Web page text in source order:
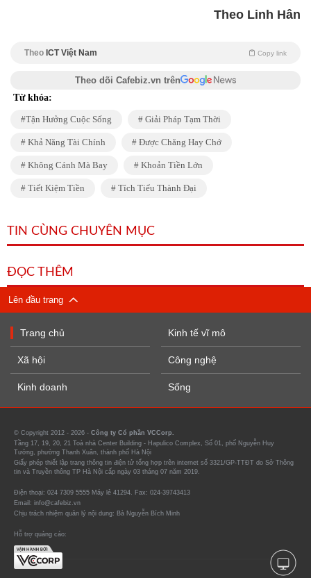
Theo Linh Hân
Theo ICT Việt Nam Copy link
Theo dõi Cafebiz.vn trên
Từ khóa:
Tận Hưởng Cuộc Sống Giải Pháp Tạm Thời
Khả Năng Tài Chính Được Chăng Hay Chớ
Không Cánh Mà Bay Khoản Tiền Lớn
Tiết Kiệm Tiền Tích Tiểu Thành Đại
TIN CÙNG CHUYÊN MỤC
ĐỌC THÊM
Lên đầu trang
Trang chủ
Xã hội
Kinh doanh
Kinh tế vĩ mô
Công nghệ
Sống
© Copyright 2012 - 2026 - Công ty Cổ phần VCCorp.
Tầng 17, 19, 20, 21 Toà nhà Center Building - Hapulico Complex, Số 01, phố Nguyễn Huy
Tưởng, phường Thanh Xuân, thành phố Hà Nội
Giấy phép thiết lập trang thông tin điện tử tổng hợp trên internet số 3321/GP-TTĐT do Sở Thông
tin và Truyền thông TP Hà Nội cấp ngày 03 tháng 07 năm 2019.
Điện thoại: 024 7309 5555 Máy lẻ 41294. Fax: 024-39743413
Email: info@cafebiz.vn
Chịu trách nhiệm quản lý nội dung: Bà Nguyễn Bích Minh
Hỗ trợ quảng cáo: